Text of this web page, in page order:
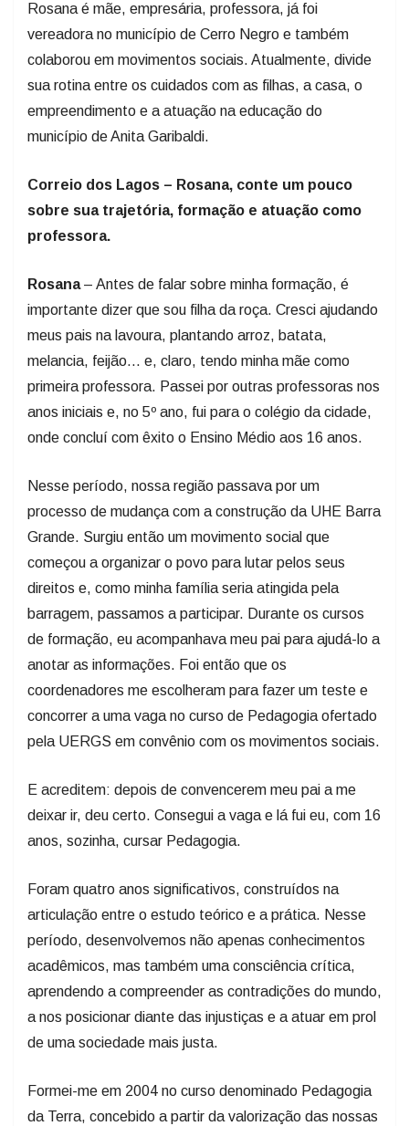
Rosana é mãe, empresária, professora, já foi
vereadora no município de Cerro Negro e também
colaborou em movimentos sociais. Atualmente, divide
sua rotina entre os cuidados com as filhas, a casa, o
empreendimento e a atuação na educação do
município de Anita Garibaldi.
Correio dos Lagos – Rosana, conte um pouco
sobre sua trajetória, formação e atuação como
professora.
Rosana– Antes de falar sobre minha formação, é
importante dizer que sou filha da roça. Cresci ajudando
meus pais na lavoura, plantando arroz, batata,
melancia, feijão... e, claro, tendo minha mãe como
primeira professora. Passei por outras professoras nos
anos iniciais e, no 5º ano, fui para o colégio da cidade,
onde concluí com êxito o Ensino Médio aos 16 anos.
Nesse período, nossa região passava por um
processo de mudança com a construção da UHE Barra
Grande. Surgiu então um movimento social que
começou a organizar o povo para lutar pelos seus
direitos e, como minha família seria atingida pela
barragem, passamos a participar. Durante os cursos
de formação, eu acompanhava meu pai para ajudá-lo a
anotar as informações. Foi então que os
coordenadores me escolheram para fazer um teste e
concorrer a uma vaga no curso de Pedagogia ofertado
pela UERGS em convênio com os movimentos sociais.
E acreditem: depois de convencerem meu pai a me
deixar ir, deu certo. Consegui a vaga e lá fui eu, com 16
anos, sozinha, cursar Pedagogia.
Foram quatro anos significativos, construídos na
articulação entre o estudo teórico e a prática. Nesse
período, desenvolvemos não apenas conhecimentos
acadêmicos, mas também uma consciência crítica,
aprendendo a compreender as contradições do mundo,
a nos posicionar diante das injustiças e a atuar em prol
de uma sociedade mais justa.
Formei-me em 2004 no curso denominado Pedagogia
da Terra, concebido a partir da valorização das nossas